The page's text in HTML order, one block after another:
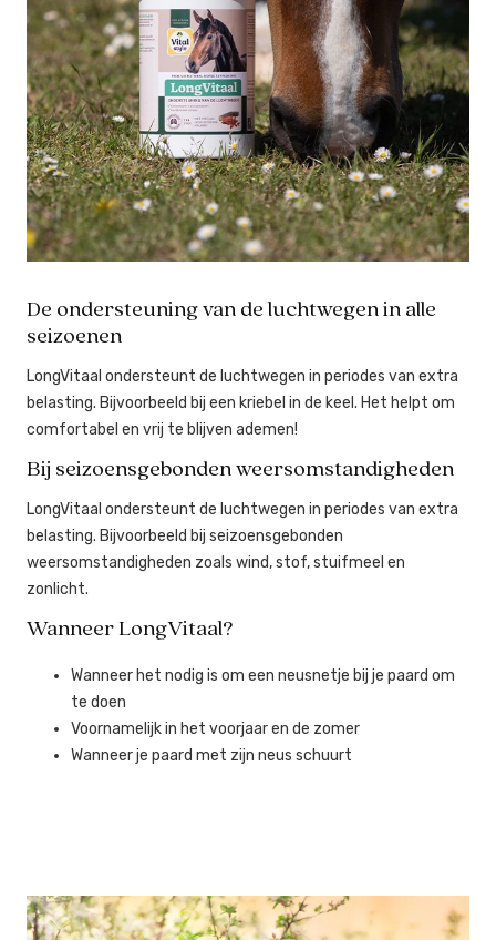
De ondersteuning van de luchtwegen in alle
seizoenen
LongVitaal ondersteunt de luchtwegen in periodes van extra
belasting. Bijvoorbeeld bij een kriebel in de keel. Het helpt om
comfortabel en vrij te blijven ademen!
Bij seizoensgebonden weersomstandigheden
LongVitaal ondersteunt de luchtwegen in periodes van extra
belasting. Bijvoorbeeld bij seizoensgebonden
weersomstandigheden zoals wind, stof, stuifmeel en
zonlicht.
Wanneer LongVitaal?
Wanneer het nodig is om een neusnetje bij je paard om
te doen
Voornamelijk in het voorjaar en de zomer
Wanneer je paard met zijn neus schuurt